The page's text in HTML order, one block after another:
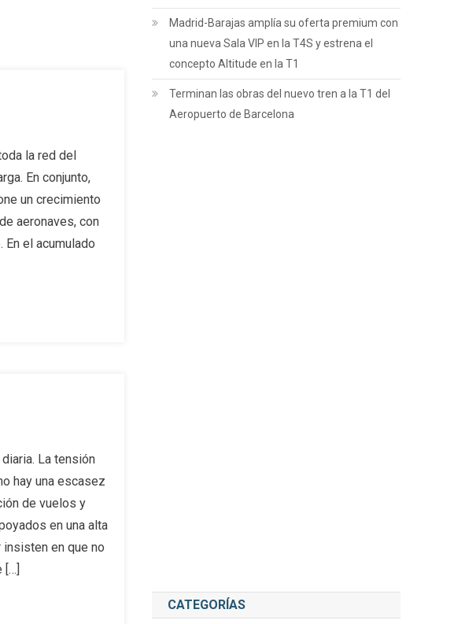
la red del
En conjunto,
un crecimiento
aeronaves, con
el acumulado
La tensión
hay una escasez
de vuelos y
en una alta
en que no
[…]
Madrid-Barajas amplía su oferta premium con
una nueva Sala VIP en la T4S y estrena el
concepto Altitude en la T1
Terminan las obras del nuevo tren a la T1 del
Aeropuerto de Barcelona
CATEGORÍAS